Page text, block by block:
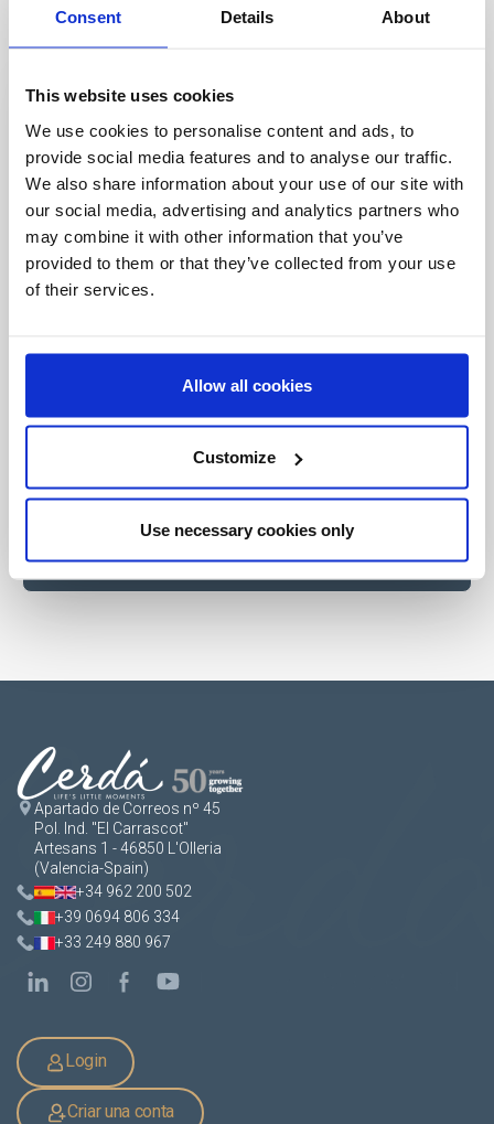
Consent Details About
This website uses cookies
We use cookies to personalise content and ads, to
provide social media features and to analyse our traffic.
We also share information about your use of our site with
our social media, advertising and analytics partners who
may combine it with other information that you’ve
provided to them or that they’ve collected from your use
of their services.
Allow all cookies
Customize
Use necessary cookies only
Seja o primeiro a
saber
Ofertas especiais, eventos e notícias do
mundo do licenciamento, tudo com um clique
de um botão.
Apartado de Correos nº 45
Pol. Ind. "El Carrascot"
Artesans 1 - 46850 L'Olleria
(Valencia-Spain)
+34 962 200 502
+39 0694 806 334
+33 249 880 967
Login
Criar una conta